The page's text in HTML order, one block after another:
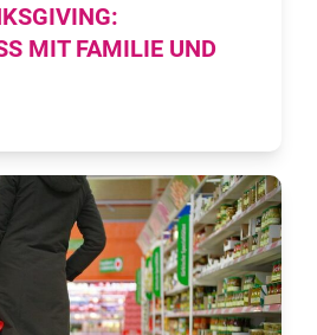
MIT FAMILIE UND